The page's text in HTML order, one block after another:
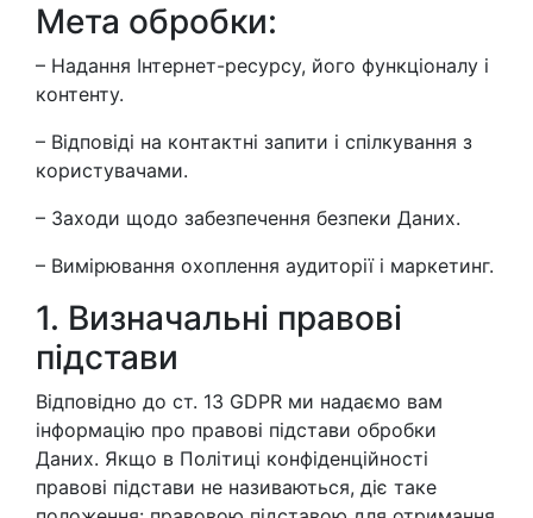
Мета обробки:
– Надання Інтернет-ресурсу, його функціоналу і
контенту.
– Відповіді на контактні запити і спілкування з
користувачами.
– Заходи щодо забезпечення безпеки Даних.
– Вимірювання охоплення аудиторії і маркетинг.
1. Визначальні правові
підстави
Відповідно до ст. 13 GDPR ми надаємо вам
інформацію про правові підстави обробки
Даних. Якщо в Політиці конфіденційності
правові підстави не називаються, діє таке